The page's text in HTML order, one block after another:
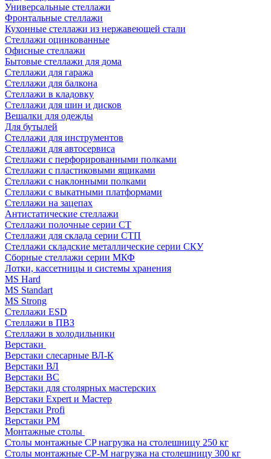
Универсальные стеллажи
Фронтальные стеллажи
Кухонные стеллажи из нержавеющей стали
Стеллажи оцинкованные
Офисные стеллажи
Бытовые стеллажи для дома
Стеллажи для гаража
Стеллажи для балкона
Стеллажи в кладовку
Стеллажи для шин и дисков
Вешалки для одежды
Для бутылей
Стеллажи для инструментов
Стеллажи для автосервиса
Стеллажи с перфорированными полками
Стеллажи с пластиковыми ящиками
Стеллажи с наклонными полками
Стеллажи с выкатными платформами
Стеллажи на зацепах
Антистатические стеллажи
Стеллажи полочные серии СТ
Стеллажи для склада серии СТП
Стеллажи складские металлические серии СКУ
Сборные стеллажи серии МКФ
Лотки, кассетницы и системы хранения
MS Hard
MS Standart
MS Strong
Стеллажи ESD
Стеллажи в ПВЗ
Стеллажи в холодильники
Верстаки
Верстаки слесарные ВЛ-К
Верстаки ВЛ
Верстаки ВС
Верстаки для столярных мастерских
Верстаки Expert и Мастер
Верстаки Profi
Верстаки РМ
Монтажные столы
Столы монтажные СP нагрузка на столешницу 250 кг
Столы монтажные СР-М нагрузка на столешницу 300 кг